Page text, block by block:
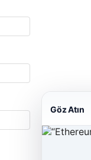
Göz Atın